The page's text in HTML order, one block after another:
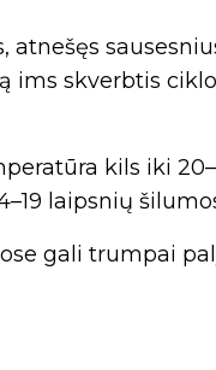
ims skverbtis
kils iki
laipsnių
gali trumpai